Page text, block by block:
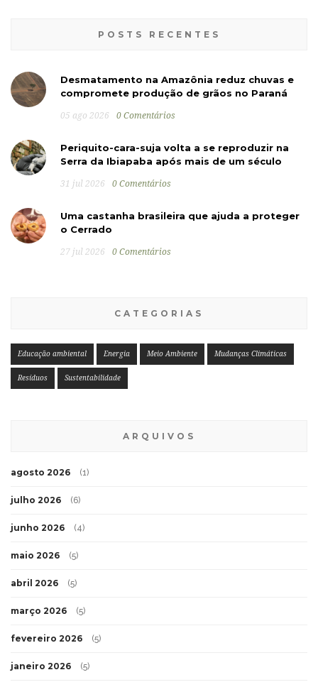
POSTS RECENTES
Desmatamento na Amazônia reduz chuvas e
compromete produção de grãos no Paraná
05 ago 2026 0 Comentários
Periquito-cara-suja volta a se reproduzir na
Serra da Ibiapaba após mais de um século
31 jul 2026 0 Comentários
Uma castanha brasileira que ajuda a proteger
o Cerrado
27 jul 2026 0 Comentários
CATEGORIAS
Educação ambiental Energia Meio Ambiente Mudanças Climáticas
Resíduos Sustentabilidade
ARQUIVOS
agosto 2026 (1)
julho 2026 (6)
junho 2026 (4)
maio 2026 (5)
abril 2026 (5)
março 2026 (5)
fevereiro 2026 (5)
janeiro 2026 (5)